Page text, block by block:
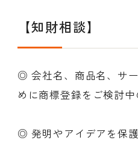
【知財相談】
◎ 会社名、商品名、サ
めに商標登録をご検討中
◎ 発明やアイデアを保